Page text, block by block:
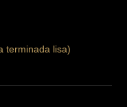
terminada lisa)